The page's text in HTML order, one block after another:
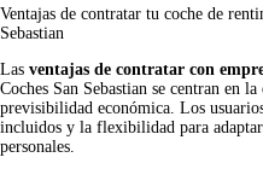
Ventajas de contratar tu coche de
Sebastian
Las ventajas de contratar con
Coches San Sebastian se centran en
previsibilidad económica. Los
incluidos y la flexibilidad para
personales.